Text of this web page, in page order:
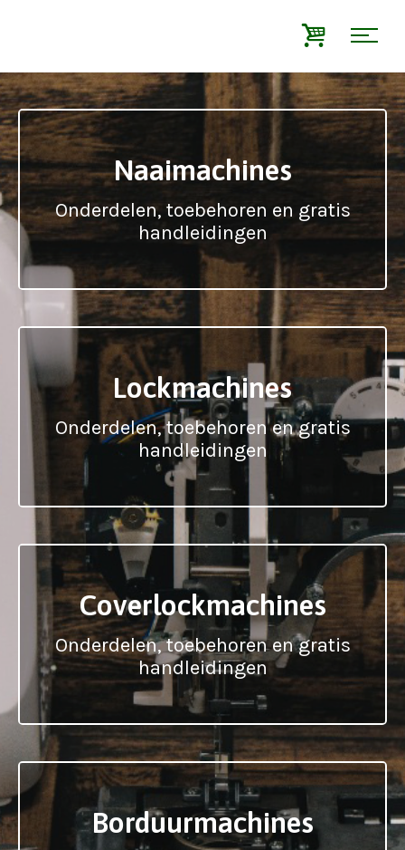
Naaimachines
Onderdelen, toebehoren en gratis
handleidingen
Lockmachines
Onderdelen, toebehoren en gratis
handleidingen
Coverlockmachines
Onderdelen, toebehoren en gratis
handleidingen
Borduurmachines